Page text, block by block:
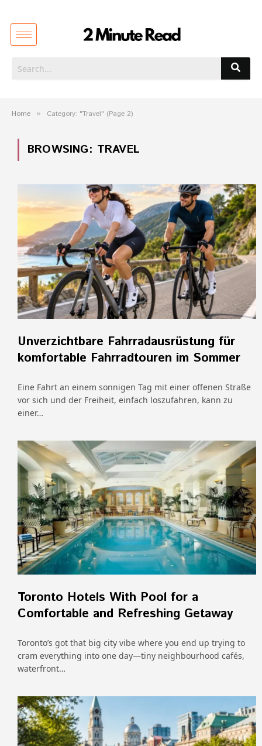
Home » Category: "Travel" (Page 2)
BROWSING: TRAVEL
Unverzichtbare Fahrradausrüstung für
komfortable Fahrradtouren im Sommer
Eine Fahrt an einem sonnigen Tag mit einer offenen Straße
vor sich und der Freiheit, einfach loszufahren, kann zu
einer…
Toronto Hotels With Pool for a
Comfortable and Refreshing Getaway
Toronto’s got that big city vibe where you end up trying to
cram everything into one day—tiny neighbourhood cafés,
waterfront…